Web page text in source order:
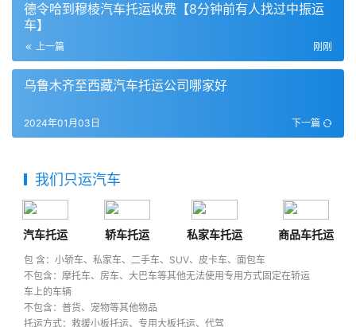
德令哈到穆棱汽车托运收费【8分钟前有人找过中振运
车】
上一篇 刚刚
乌鲁木齐至西藏汽车托运公司哪家好
下一篇
2024年01月03日
我们只运汽车
汽车托运 轿车托运 私家车托运 商品车托运
包 含：小轿车、私家车、二手车、SUV、皮卡车、面包车
不包含：摩托车、房车、大巴车等其他无法使用专用方式固定在轿运
车上的车辆
不包含：普货、宠物等其他物品
托运方式：救援小板托运、专用大板托运、代驾